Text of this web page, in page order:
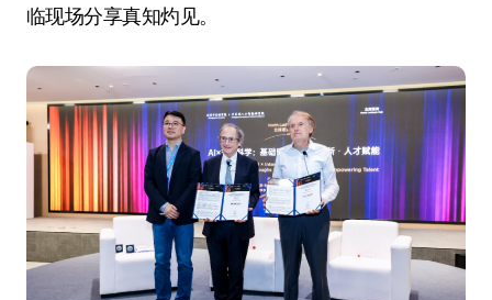
临现场分享真知灼见。